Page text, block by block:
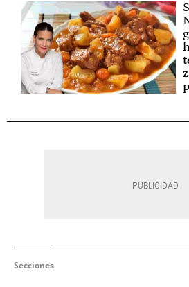
Secciones